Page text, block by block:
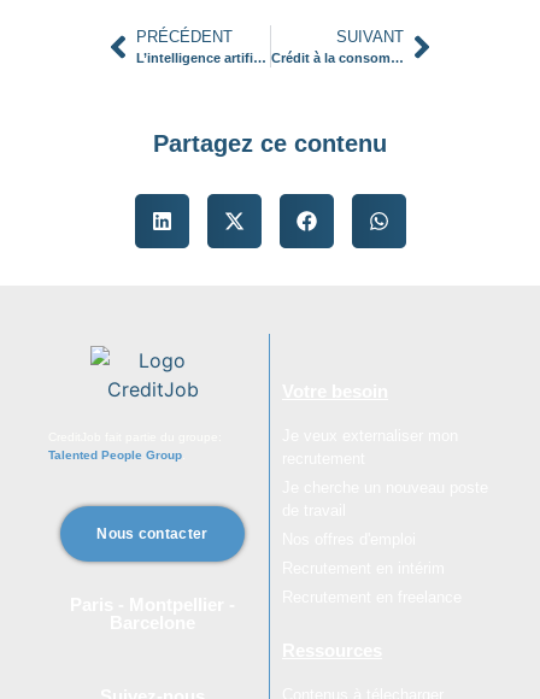
PRÉCÉDENT
L’intelligence artificielle, une clé pour de meilleures prévisions de trésorerie
SUIVANT
Crédit à la consommation : quelle sortie de crise ?
Partagez ce contenu
Talented People Group
Nous contacter